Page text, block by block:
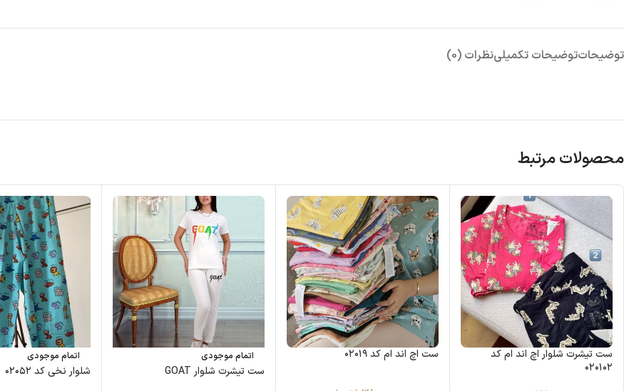
توضیحاتتوضیحات تکمیلینظرات (0)
محصولات مرتبط
ست تیشرت شلوار اچ اند ام کد
۰۲۰۱۰۲
ست اچ اند ام کد ۰۲۰۱۹ اتمام موجودی
ست تیشرت شلوار GOAT
اتمام موجودی
شلوار نخی کد ۰۲۰۵۲